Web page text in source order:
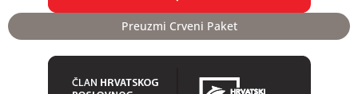
Preuzmi Crveni Paket